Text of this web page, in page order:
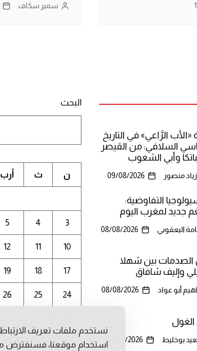
سمير سكاف
الرَّاعي» في التاريخ
السلافي: من القيصر
وأبي الشعوب
منصور 09/08/2026
التفاوضية:
جديد لمغرب اليوم
اليعقوبي 08/08/2026
الصدمات بين شهلا
وإليف شافاق
أبو عواد 08/08/2026
الغول
بوخليط 08/08/2026
البحث
ن ث أرب
3
4
5
10
11
12
17
18
19
24
25
26
نستخدم ملفات تعريف
استخدام موقعنا، فسنفترض